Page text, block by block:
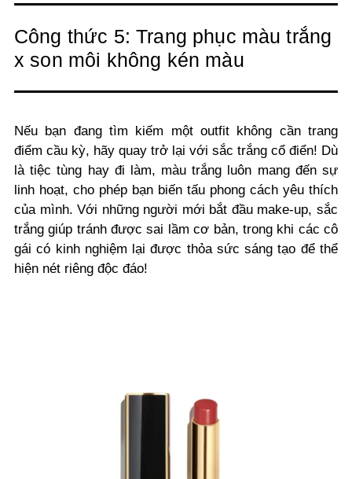
Công thức 5: Trang phục màu trắng
x son môi không kén màu
Nếu bạn đang tìm kiếm một outfit không cần trang
điểm cầu kỳ, hãy quay trở lại với sắc trắng cổ điển! Dù
là tiệc tùng hay đi làm, màu trắng luôn mang đến sự
linh hoạt, cho phép bạn biến tấu phong cách yêu thích
của mình. Với những người mới bắt đầu make-up, sắc
trắng giúp tránh được sai lầm cơ bản, trong khi các cô
gái có kinh nghiệm lại được thỏa sức sáng tạo để thể
hiện nét riêng độc đáo!